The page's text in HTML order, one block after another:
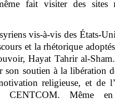
fait visiter des sites
vis-à-vis des États-
et la rhétorique
Hayat Tahrir al-
son soutien à la libération
religieuse, et de
CENTCOM. Même